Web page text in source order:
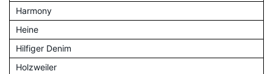
Harmony
Heine
Hilfiger Denim
Holzweiler